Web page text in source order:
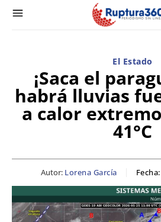
El Estado
¡Saca el
habrá lluvias
a calor
41°C
Autor: Lorena García Fecha: